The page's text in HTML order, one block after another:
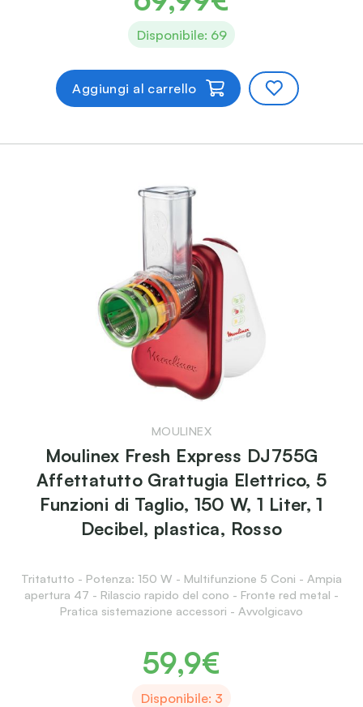
Disponibile: 69
Aggiungi al carrello
MOULINEX
Moulinex Fresh Express DJ755G
Affettatutto Grattugia Elettrico, 5
Funzioni di Taglio, 150 W, 1 Liter, 1
Decibel, plastica, Rosso
Tritatutto - Potenza: 150 W - Multifunzione 5 Coni - Ampia
apertura 47 - Rilascio rapido del cono - Fronte red metal -
Pratica sistemazione accessori - Avvolgicavo
59,9€
Disponibile: 3